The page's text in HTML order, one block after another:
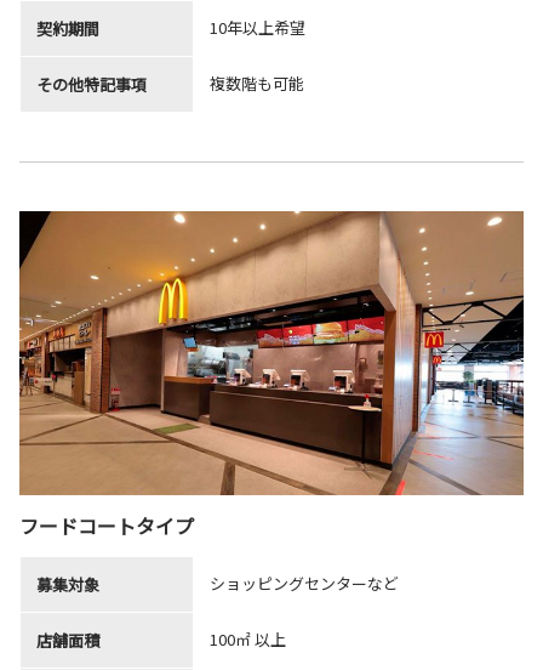
契約期間 10年以上希望
その他特記事項 複数階も可能
フードコートタイプ
募集対象 ショッピングセンターなど
店舗面積 100㎡ 以上